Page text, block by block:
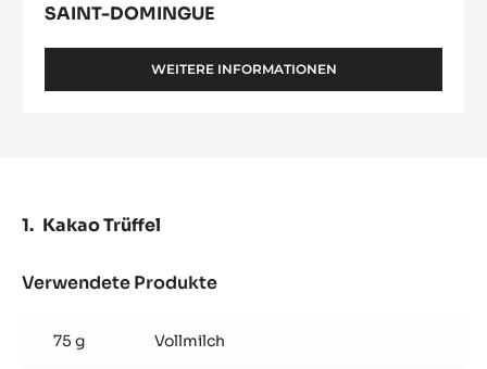
SAINT-DOMINGUE
WEITERE INFORMATIONEN
-
Kakao Trüffel
Verwendete Produkte
Trüffel
75 g Vollmilch